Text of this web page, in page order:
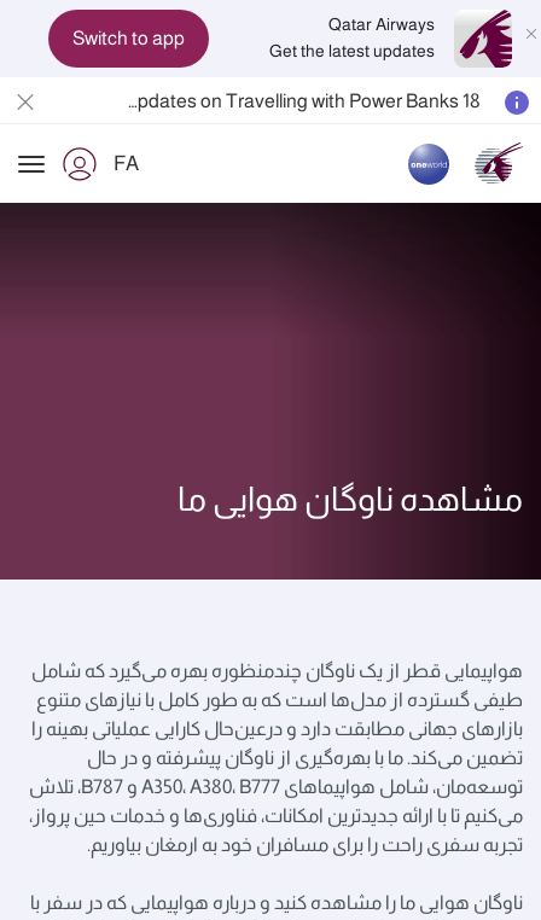
Qatar Airways
Get the latest updates
Switch to app
Passengers flying between Doha and Auckland on QR914 and QR915
18 June 2026: Updates on Travelling with Power Banks
Qatar Airways Expands Global Network to over 160 Destinations
FA
مشاهده ناوگان هوایی ما
هواپیمایی قطر از یک ناوگان چندمنظوره بهره می‌گیرد که شامل
طیفی گسترده از مدل‌ها است که به طور کامل با نیازهای متنوع
بازارهای جهانی مطابقت دارد و درعین‌حال کارایی عملیاتی بهینه را
تضمین می‌کند. ما با بهره‌گیری از ناوگان پیشرفته و در حال
توسعه‌مان، شامل هواپیماهای A350، A380، B777 و B787، تلاش
می‌کنیم تا با ارائه جدیدترین امکانات، فناوری‌ها و خدمات حین پرواز،
تجربه سفری راحت را برای مسافران خود به ارمغان بیاوریم.
ناوگان هوایی ما را مشاهده کنید و درباره هواپیمایی که در سفر با